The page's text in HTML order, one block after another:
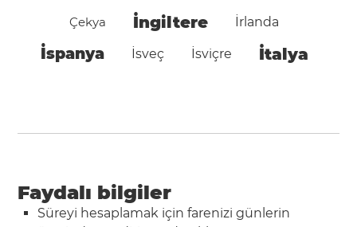
Çekya İngiltere İrlanda
İspanya İsveç İsviçre İtalya
Faydalı bilgiler
Süreyi hesaplamak için farenizi günlerin